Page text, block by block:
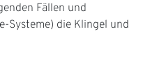
Fällen und
Systeme) die Klingel und